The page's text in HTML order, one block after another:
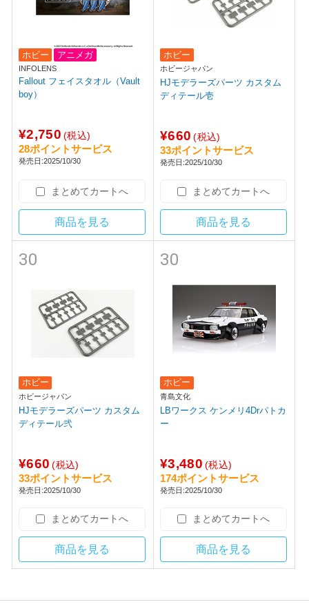
ホビー アニメガ
INFOLENS
Fallout フェイスタオル（Vault
boy）
¥2,750 (税込)
28ポイントサービス
発売日:2025/10/30
まとめてカートへ
商品を見る
ホビー
ホビージャパン
HJモデラーズパーツ カスタム
ディテール壱
¥660 (税込)
33ポイントサービス
発売日:2025/10/30
まとめてカートへ
商品を見る
30
ホビー
ホビージャパン
HJモデラーズパーツ カスタム
ディテール弐
¥660 (税込)
33ポイントサービス
発売日:2025/10/30
まとめてカートへ
商品を見る
30
ホビー
青島文化
LBワークス ケンメリ4Drパトカ
ー
¥3,480 (税込)
174ポイントサービス
発売日:2025/10/30
まとめてカートへ
商品を見る